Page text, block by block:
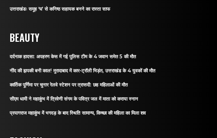
उत्तराखंडः समूह ‘घ’ से कनिष्ठ सहायक बनने का रास्ता साफ
BEAUTY
दर्दनाक हादसा: अपहरण केस में गई पुलिस टीम के 4 जवान समेत 5 की मौत
नींद की झपकी बनी काल! मुरादाबाद में कार-ट्रॉली भिड़ंत, उत्तराखंड के 4 युवकों की मौत
कार्तिक पूर्णिमा पर चुनार रेलवे स्टेशन पर त्रासदी: छह महिलाओं की मौत
सीएम धामी ने महाकुंभ में त्रिवेणी संगम के पवित्र जल में माता को कराया स्नान
प्रयागराज महाकुंभ में भगदड़ के बाद स्थिति सामान्य, किच्छा की महिला का मिला शव